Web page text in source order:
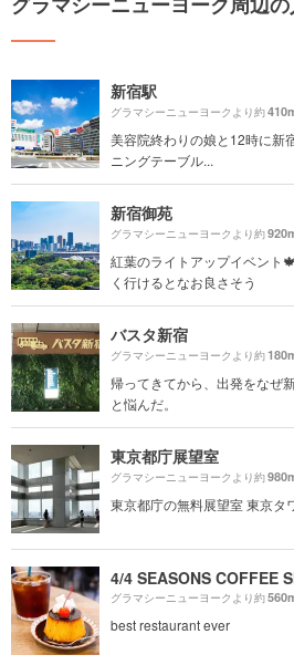
新宿駅
グラマシーニューヨークより約
美容院終わりの娘と12時に新
ニングテーブル...
新宿御苑
グラマシーニューヨークより約
紅葉のライトアップイベント
く行けるとなお良さそう
バスタ新宿
グラマシーニューヨークより約
帰ってきてから、出発をなぜ
と悩んだ。
東京都庁展望室
グラマシーニューヨークより約
東京都庁の無料展望室 東京タ
4/4 SEASONS COFFEE
グラマシーニューヨークより約
best restaurant ever